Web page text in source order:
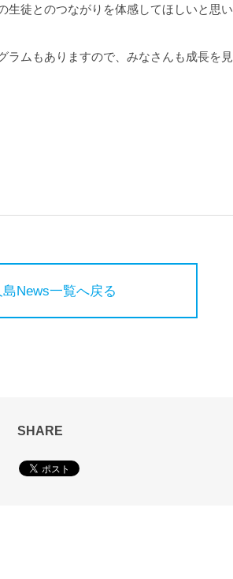
徒とのつながりを体感してほしいと思い
ラムもありますので、みなさんも成長を
島News一覧へ戻る
SHARE